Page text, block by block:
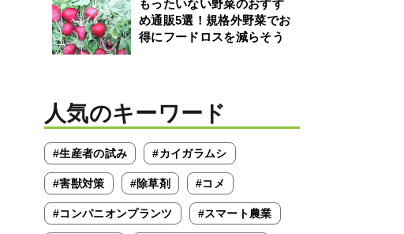
もったいない野菜のおすす
め通販5選！規格外野菜でお
得にフードロスを減らそう
人気のキーワード
#生産者の試み #カイガラムシ
#害獣対策 #除草剤 #コメ
#コンパニオンプランツ #スマート農業